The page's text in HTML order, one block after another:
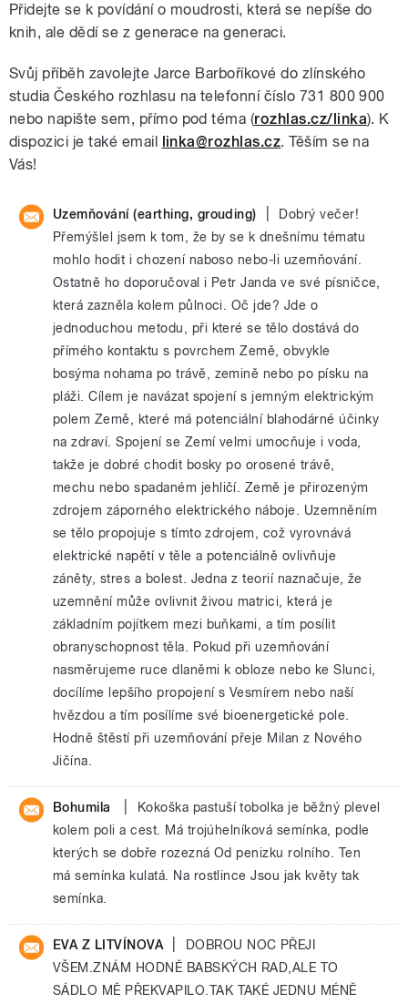
Přidejte se k povídání o moudrosti, která se nepíše do
knih, ale dědí se z generace na generaci.
Svůj příběh zavolejte Jarce Barboříkové do zlínského
studia Českého rozhlasu na telefonní číslo 731 800 900
nebo napište sem, přímo pod téma (rozhlas.cz/linka). K
dispozici je také email linka@rozhlas.cz. Těším se na
Vás!
Uzemňování (earthing, grouding)
Dobrý večer!
Přemýšlel jsem k tom, že by se k dnešnímu tématu
mohlo hodit i chození naboso nebo-li uzemňování.
Ostatně ho doporučoval i Petr Janda ve své písničce,
která zazněla kolem půlnoci. Oč jde? Jde o
jednoduchou metodu, při které se tělo dostává do
přímého kontaktu s povrchem Země, obvykle
bosýma nohama po trávě, zemině nebo po písku na
pláži. Cílem je navázat spojení s jemným elektrickým
polem Země, které má potenciální blahodárné účinky
na zdraví. Spojení se Zemí velmi umocňuje i voda,
takže je dobré chodit bosky po orosené trávě,
mechu nebo spadaném jehličí. Země je přirozeným
zdrojem záporného elektrického náboje. Uzemněním
se tělo propojuje s tímto zdrojem, což vyrovnává
elektrické napětí v těle a potenciálně ovlivňuje
záněty, stres a bolest. Jedna z teorií naznačuje, že
uzemnění může ovlivnit živou matrici, která je
základním pojítkem mezi buňkami, a tím posílit
obranyschopnost těla. Pokud při uzemňování
nasměrujeme ruce dlaněmi k obloze nebo ke Slunci,
docílíme lepšího propojení s Vesmírem nebo naší
hvězdou a tím posílíme své bioenergetické pole.
Hodně štěstí při uzemňování přeje Milan z Nového
Jičína.
Bohumila
Kokoška pastuší tobolka je běžný plevel
kolem poli a cest. Má trojúhelníková semínka, podle
kterých se dobře rozezná Od penizku rolního. Ten
má semínka kulatá. Na rostlince Jsou jak květy tak
semínka.
EVA Z LITVÍNOVA
DOBROU NOC PŘEJI
VŠEM.ZNÁM HODNĚ BABSKÝCH RAD,ALE TO
SÁDLO MĚ PŘEKVAPILO.TAK TAKÉ JEDNU MÉNĚ